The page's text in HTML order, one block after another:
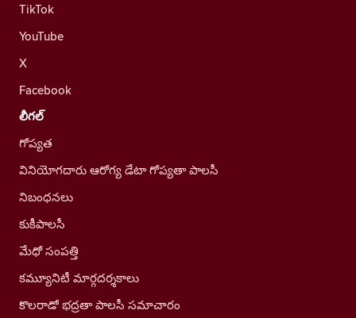
TikTok
YouTube
X
Facebook
లీగల్
గోప్యత
వినియోగదారు ఆరోగ్య డేటా గోప్యతా పాలసీ
నిబంధనలు
కుకీపాలసీ
మేధో సంపత్తి
కమ్యూనిటీ మార్గదర్శకాలు
కొలరాడో భద్రతా పాలసీ సమాచారం